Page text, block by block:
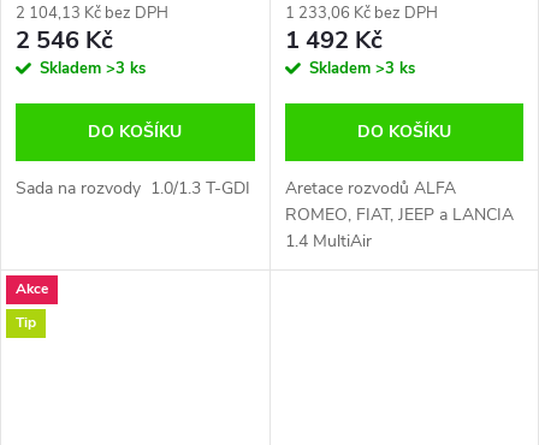
2 104,13 Kč bez DPH
2 546 Kč
Skladem >3 ks
DO KOŠÍKU
Sada na rozvody 1.0/1.3 T-GDI
1 233,06 Kč bez DPH
1 492 Kč
Skladem >3 ks
DO KOŠÍKU
Aretace rozvodů ALFA
ROMEO, FIAT, JEEP a LANCIA
1.4 MultiAir
Akce
Tip